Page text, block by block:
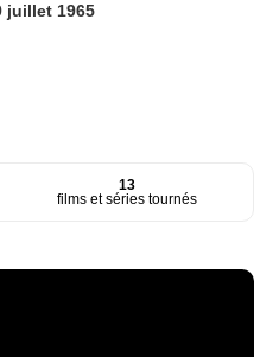
juillet 1965
13
films et séries tournés